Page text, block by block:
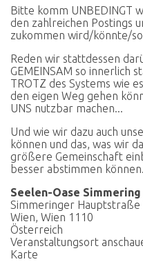
Bitte komm UNBEDINGT
den zahlreichen Postings
zukommen wird/könnte/
Reden wir stattdessen
GEMEINSAM so innerlich
TROTZ des Systems wie
den eigen Weg gehen
UNS nutzbar machen...
Und wie wir dazu auch
können und das, was wir
größere Gemeinschaft
besser abstimmen können.
Seelen-Oase Simmering
Simmeringer Hauptstraße
Wien, Wien 1110
Österreich
Veranstaltungsort
Karte